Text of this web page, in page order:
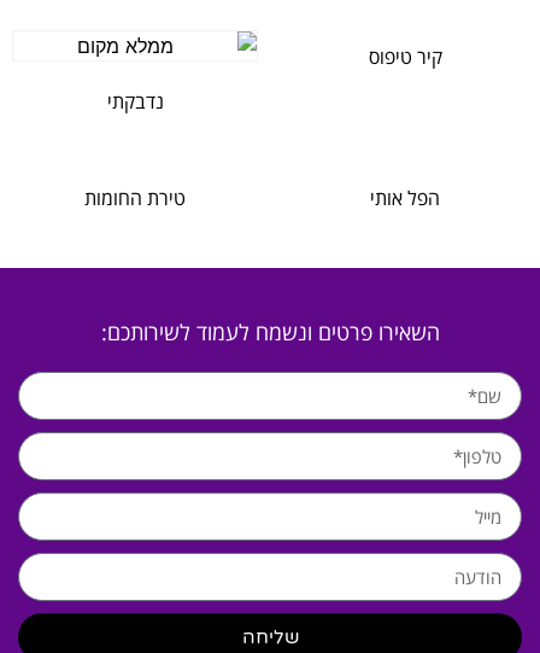
קיר טיפוס
נדבקתי
הפל אותי טירת החומות
השאירו פרטים ונשמח לעמוד לשירותכם:
שליחה